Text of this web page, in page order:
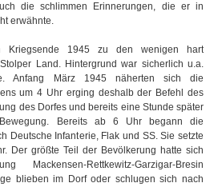
die schlimmen Erinnerungen, die er in
erwähnte.
Kriegsende 1945 zu den wenigen hart
Land. Hintergrund war sicherlich u.a.
Anfang März 1945 näherten sich die
um 4 Uhr erging deshalb der Befehl des
des Dorfes und bereits eine Stunde später
Bereits ab 6 Uhr begann die
Deutsche Infanterie, Flak und SS. Sie setzte
Der größte Teil der Bevölkerung hatte sich
Rettkewitz-Garzigar-Bresin
blieben im Dorf oder schlugen sich nach